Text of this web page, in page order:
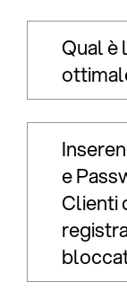
Qual è
e
Clienti